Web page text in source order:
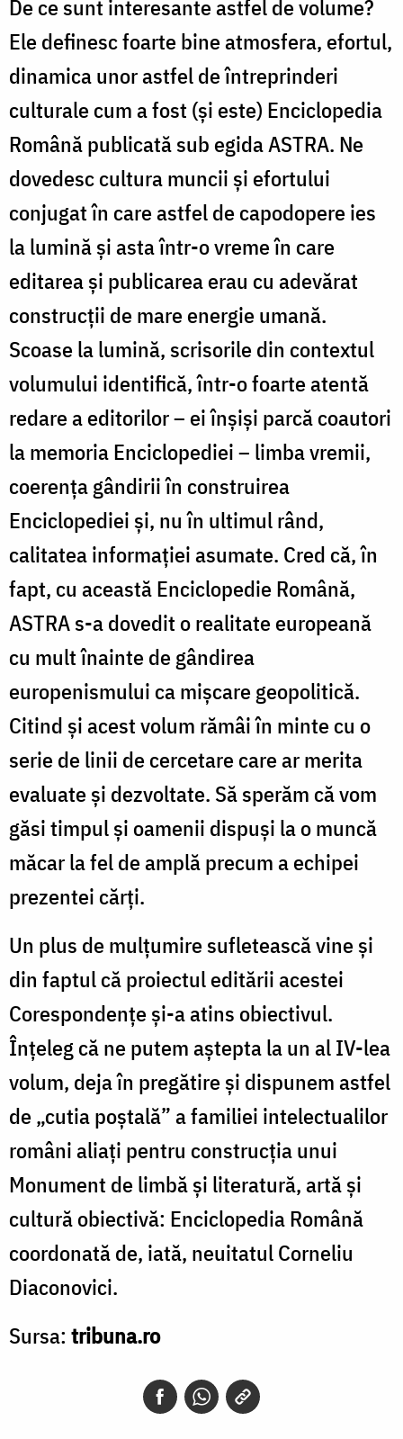
De ce sunt interesante astfel de volume?
Ele definesc foarte bine atmosfera, efortul,
dinamica unor astfel de întreprinderi
culturale cum a fost (și este) Enciclopedia
Română publicată sub egida ASTRA. Ne
dovedesc cultura muncii și efortului
conjugat în care astfel de capodopere ies
la lumină și asta într-o vreme în care
editarea și publicarea erau cu adevărat
construcții de mare energie umană.
Scoase la lumină, scrisorile din contextul
volumului identifică, într-o foarte atentă
redare a editorilor – ei înșiși parcă coautori
la memoria Enciclopediei – limba vremii,
coerența gândirii în construirea
Enciclopediei și, nu în ultimul rând,
calitatea informației asumate. Cred că, în
fapt, cu această Enciclopedie Română,
ASTRA s-a dovedit o realitate europeană
cu mult înainte de gândirea
europenismului ca mișcare geopolitică.
Citind și acest volum rămâi în minte cu o
serie de linii de cercetare care ar merita
evaluate și dezvoltate. Să sperăm că vom
găsi timpul și oamenii dispuși la o muncă
măcar la fel de amplă precum a echipei
prezentei cărți.
Un plus de mulțumire sufletească vine și
din faptul că proiectul editării acestei
Corespondențe și-a atins obiectivul.
Înțeleg că ne putem aștepta la un al IV-lea
volum, deja în pregătire și dispunem astfel
de „cutia poștală” a familiei intelectualilor
români aliați pentru construcția unui
Monument de limbă și literatură, artă și
cultură obiectivă: Enciclopedia Română
coordonată de, iată, neuitatul Corneliu
Diaconovici.
Sursa: tribuna.ro